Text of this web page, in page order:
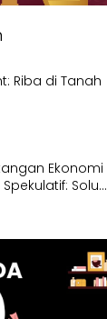
Riba di Tanah
Ekonomi
Solusi